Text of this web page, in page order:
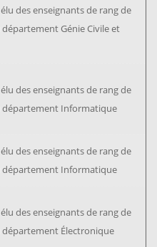
des enseignants de rang de
Génie Civile et
des enseignants de rang de
département Informatique
des enseignants de rang de
département Informatique
des enseignants de rang de
Électronique